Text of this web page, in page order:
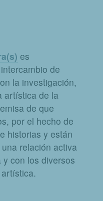
es
de
la investigación,
artística de la
de que
por el hecho de
historias y están
relación activa
con los diversos